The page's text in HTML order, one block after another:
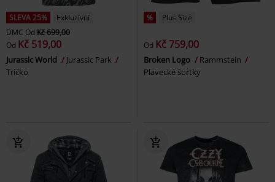
SLEVA 25%
Exkluzivní
DMC Od Kč 699,00
Od Kč 519,00
Jurassic World
Jurassic Park
Tričko
% Plus Size
Od Kč 759,00
Broken Logo
Rammstein
Plavecké šortky